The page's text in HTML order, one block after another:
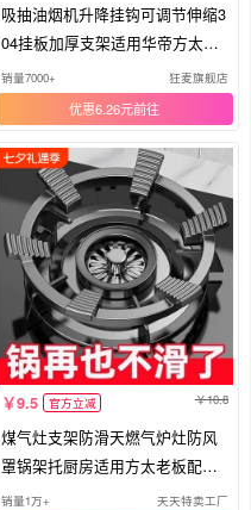
吸抽油烟机升降挂钩可调节伸缩3
04挂板加厚支架适用华帝方太老
板
销量7000+ 狂麦旗舰店
优惠6.26元
9.5 官方立减 10.8
煤气灶支架防滑天燃气炉灶防风
罩锅架托厨房适用方太老板配件
通用
销量1万+ 天天特卖工厂